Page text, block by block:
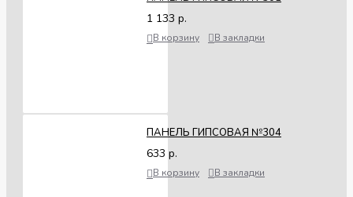
1 133 р.
В корзину В закладки
ПАНЕЛЬ ГИПСОВАЯ №304
633 р.
В корзину В закладки